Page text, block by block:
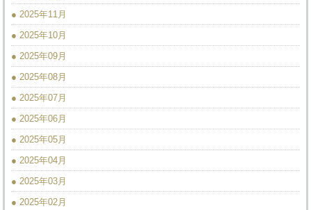
● 2025年11月
● 2025年10月
● 2025年09月
● 2025年08月
● 2025年07月
● 2025年06月
● 2025年05月
● 2025年04月
● 2025年03月
● 2025年02月